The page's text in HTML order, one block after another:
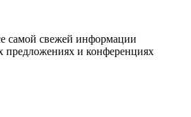
самой свежей информации
предложениях и конференциях